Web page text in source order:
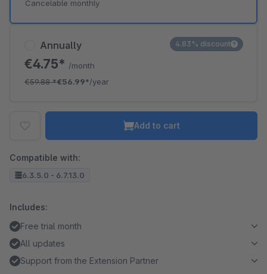
Annually
€4.75* /month
€59.88*€56.99*/year
4.83% discount
Cancelable monthly
Add to cart
Compatible with:
6.3.5.0 - 6.7.13.0
Includes:
Free trial month
All updates
Support from the Extension Partner